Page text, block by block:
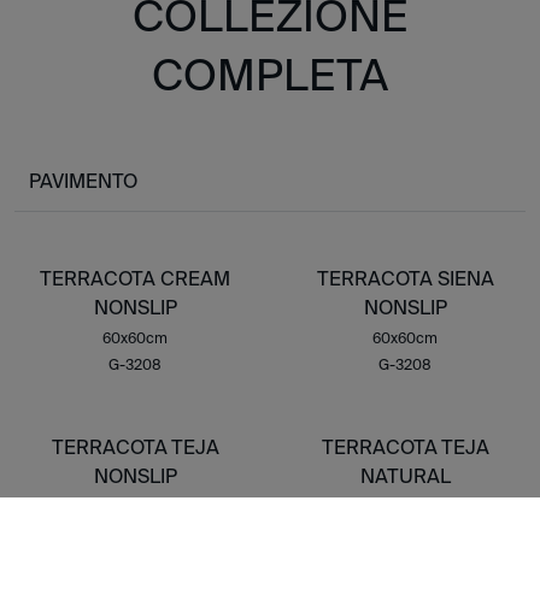
COLLEZIONE
COMPLETA
PAVIMENTO
TERRACOTA CREAM
NONSLIP
60x60cm
G-3208
TERRACOTA SIENA
NONSLIP
60x60cm
G-3208
TERRACOTA TEJA
NONSLIP
TERRACOTA TEJA
NATURAL